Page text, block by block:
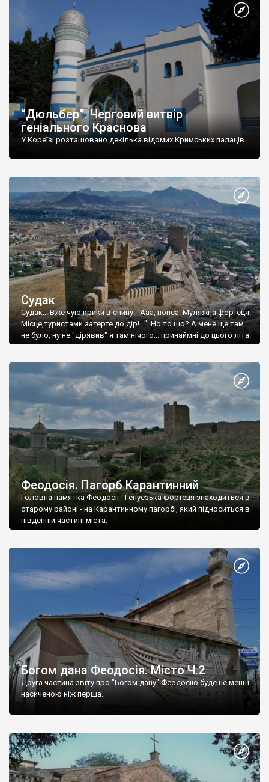
“Дюльбер”. Черговий витвір
геніального Краснова
У Кореїзі розташовано декілька відомих Кримських палаців.
Судак
Судак... Вже чую крики в спину: "Ааа, попса! Муляжна фортеця!
Місце,туристами затерте до дір!..." Но то шо? А мене ще там
не було, ну не "дірявив" я там нічого... принаймні до цього літа.
Феодосія. Пагорб Карантинний
Головна памятка Феодосії - Генуезька фортеця знаходиться в
старому районі - на Карантинному пагорбі, який підноситься в
південній частині міста.
Богом дана Феодосія. Місто Ч.2
Друга частина звіту про "Богом дану" Феодосію буде не менш
насиченою ніж перша.